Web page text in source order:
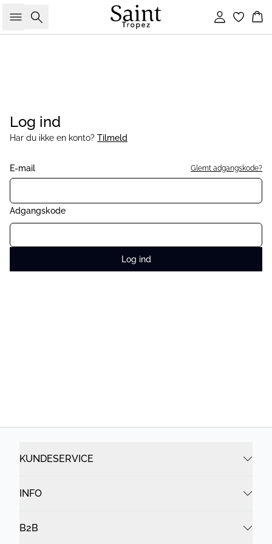
Søg Log ind
Log ind
Har du ikke en konto? Tilmeld
E-mail Glemt adgangskode?
Adgangskode
Log ind
KUNDESERVICE
INFO
B2B